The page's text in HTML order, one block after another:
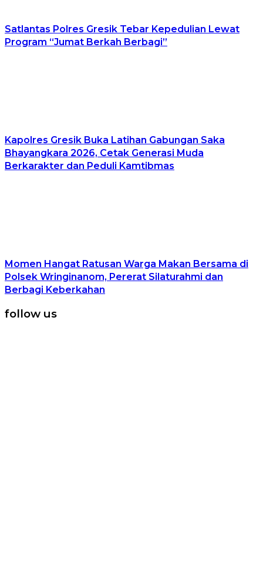
Satlantas Polres Gresik Tebar Kepedulian Lewat
Program “Jumat Berkah Berbagi”
Kapolres Gresik Buka Latihan Gabungan Saka
Bhayangkara 2026, Cetak Generasi Muda
Berkarakter dan Peduli Kamtibmas
Momen Hangat Ratusan Warga Makan Bersama di
Polsek Wringinanom, Pererat Silaturahmi dan
Berbagi Keberkahan
follow us